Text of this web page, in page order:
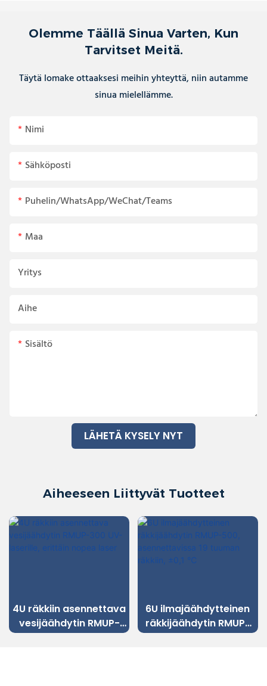
Olemme Täällä Sinua Varten, Kun
Tarvitset Meitä.
Täytä lomake ottaaksesi meihin yhteyttä, niin autamme
sinua mielellämme.
Nimi
Sähköposti
Puhelin/WhatsApp/WeChat/Teams
Maa
Yritys
Aihe
Sisältö
LÄHETÄ KYSELY NYT
Aiheeseen Liittyvät Tuotteet
4U räkkiin asennettava
vesijäähdytin RMUP-
300 UV-laserille,
6U ilmajäähdytteinen
räkkijäähdytin RMUP-
500, asennettavissa 19